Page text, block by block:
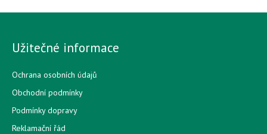
Užitečné informace
Ochrana osobních údajů
Obchodní podmínky
Podmínky dopravy
Reklamační řád